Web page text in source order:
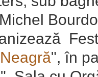
", în